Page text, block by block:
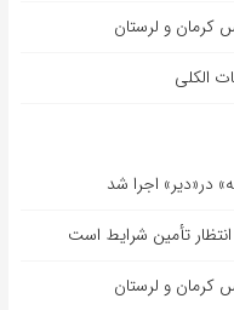
و لرستان
الکلی
در«دیر» اجرا شد
تأمین شرایط است
و لرستان